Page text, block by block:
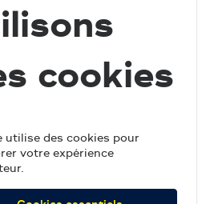
ET
cookies
utilise des cookies pour
votre expérience